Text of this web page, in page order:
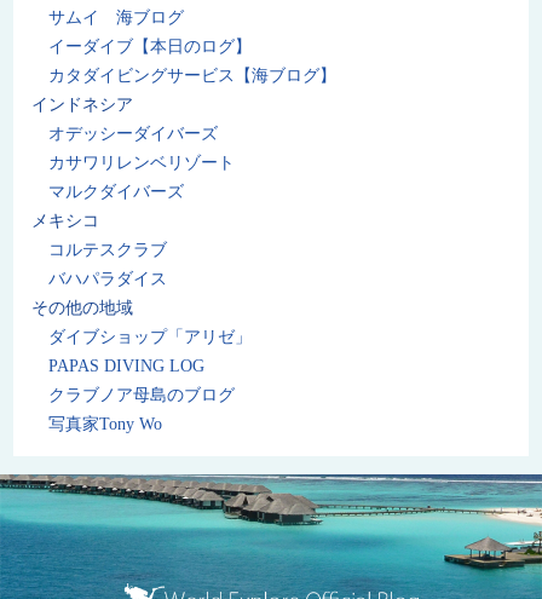
サムイ 海ブログ
イーダイブ【本日のログ】
カタダイビングサービス【海ブログ】
インドネシア
オデッシーダイバーズ
カサワリレンベリゾート
マルクダイバーズ
メキシコ
コルテスクラブ
バハパラダイス
その他の地域
ダイブショップ「アリゼ」
PAPAS DIVING LOG
クラブノア母島のブログ
写真家Tony Wo